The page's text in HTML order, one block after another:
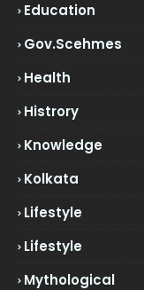
Education
Gov.scehmes
Health
Histrory
Knowledge
Kolkata
Lifestyle
Lifestyle
Mythological